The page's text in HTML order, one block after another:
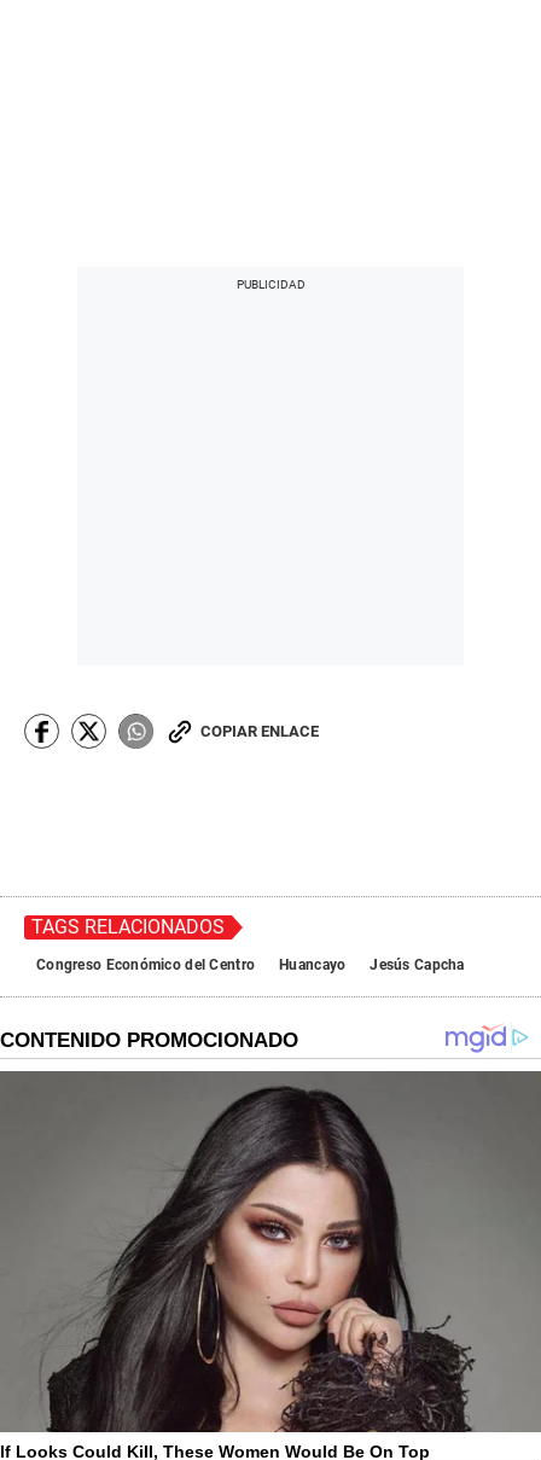
COPIAR ENLACE
TAGS RELACIONADOS
Congreso Económico del Centro Huancayo Jesús Capcha